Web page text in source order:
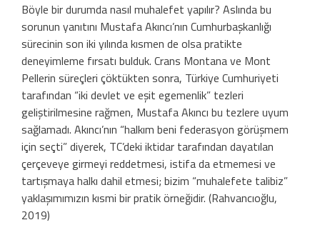
Böyle bir durumda nasıl muhalefet yapılır? Aslında bu
sorunun yanıtını Mustafa Akıncı’nın Cumhurbaşkanlığı
sürecinin son iki yılında kısmen de olsa pratikte
deneyimleme fırsatı bulduk. Crans Montana ve Mont
Pellerin süreçleri çöktükten sonra, Türkiye Cumhuriyeti
tarafından “iki devlet ve eşit egemenlik” tezleri
geliştirilmesine rağmen, Mustafa Akıncı bu tezlere uyum
sağlamadı. Akıncı’nın “halkım beni federasyon görüşmem
için seçti” diyerek, TC’deki iktidar tarafından dayatılan
çerçeveye girmeyi reddetmesi, istifa da etmemesi ve
tartışmaya halkı dahil etmesi; bizim “muhalefete talibiz”
yaklaşımımızın kısmi bir pratik örneğidir. (Rahvancıoğlu,
2019)